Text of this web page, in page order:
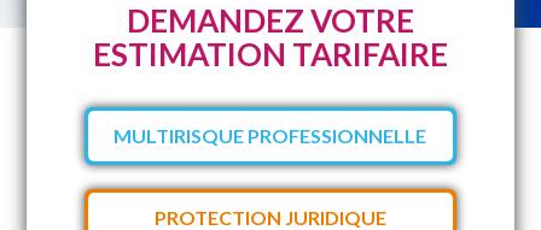
DEMANDEZ VOTRE
ESTIMATION TARIFAIRE
MULTIRISQUE PROFESSIONNELLE
PROTECTION JURIDIQUE